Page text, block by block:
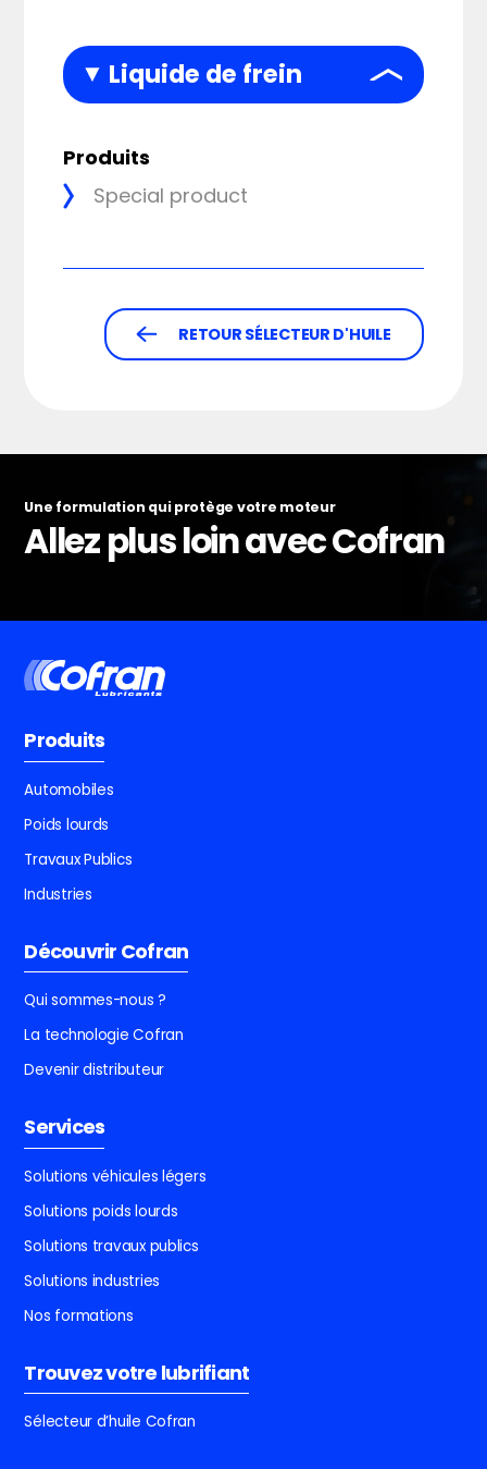
Liquide de frein
Produits
Special product
RETOUR SÉLECTEUR D'HUILE
Une formulation qui protège votre moteur
Allez plus loin avec Cofran
Produits
Automobiles
Poids lourds
Travaux Publics
Industries
Découvrir Cofran
Qui sommes-nous ?
La technologie Cofran
Devenir distributeur
Services
Solutions véhicules légers
Solutions poids lourds
Solutions travaux publics
Solutions industries
Nos formations
Trouvez votre lubrifiant
Sélecteur d’huile Cofran